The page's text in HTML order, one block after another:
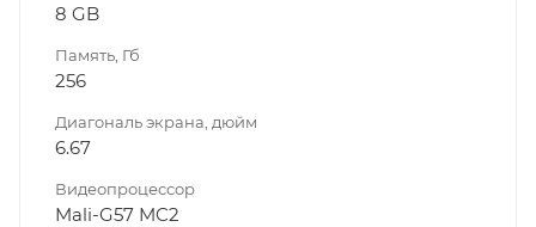
8 GB
Память, Гб
256
Диагональ экрана, дюйм
6.67
Видеопроцессор
Mali-G57 MC2